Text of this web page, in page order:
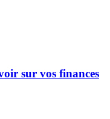
sur vos finances